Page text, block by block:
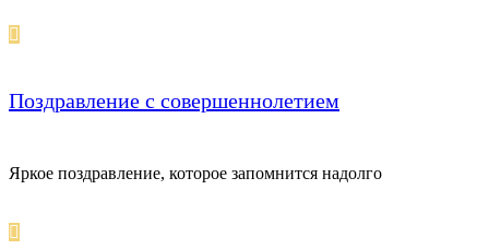
Поздравление с совершеннолетием
Яркое поздравление, которое запомнится надолго